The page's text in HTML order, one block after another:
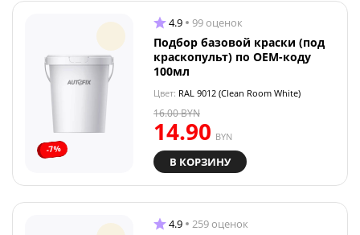
-7%
4.9 99 оценок
Подбор базовой краски (под
краскопульт) по OEM-коду
100мл
Цвет: RAL 9012 (Clean Room White)
14.90 BYN
16.00BYN
В КОРЗИНУ
4.9 259 оценок